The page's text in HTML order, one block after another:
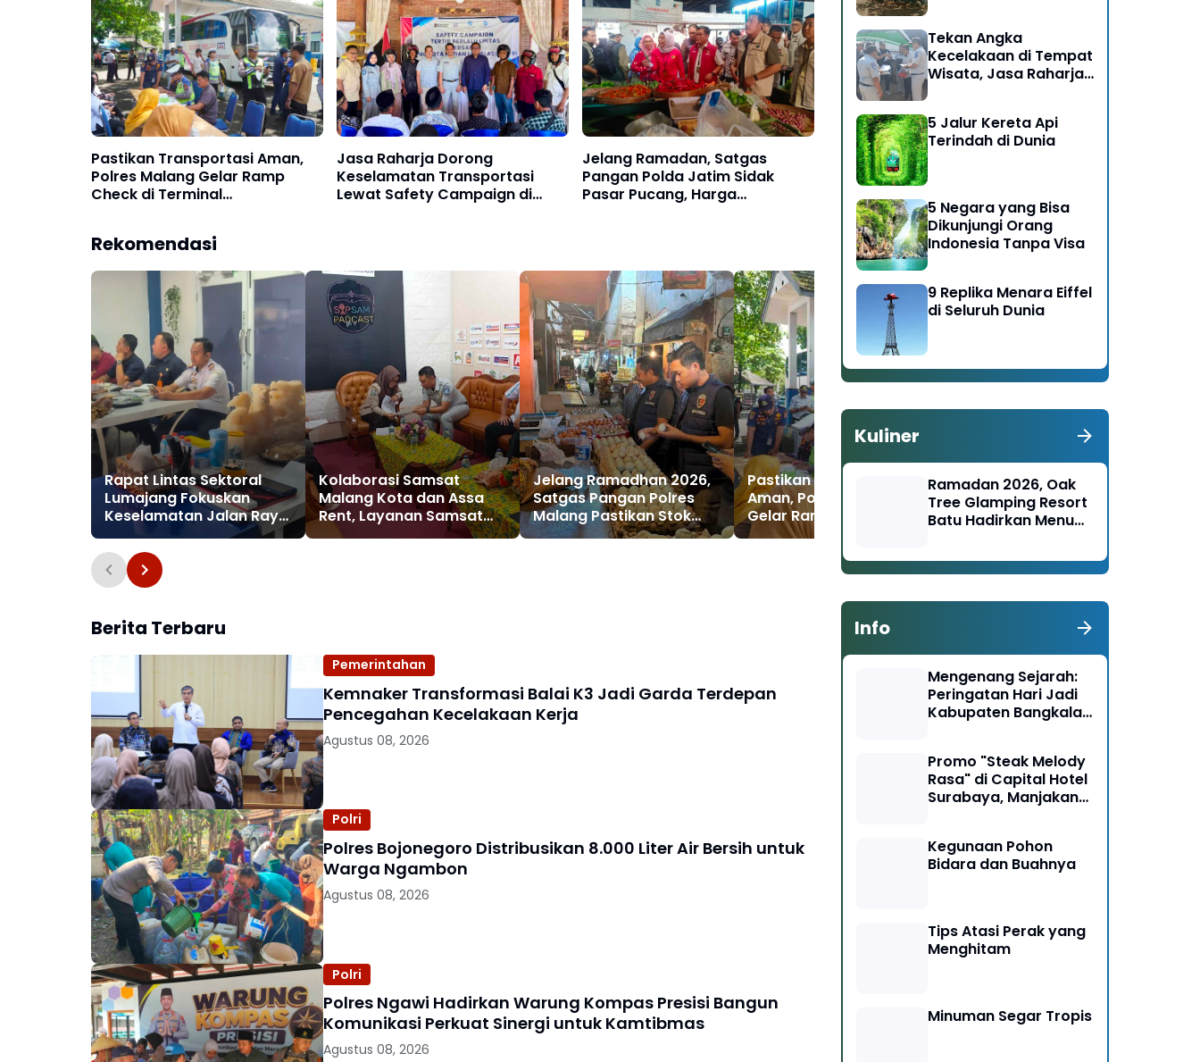
Pastikan Transportasi Aman,
Polres Malang Gelar Ramp
Check di Terminal
Jasa Raharja Dorong
Keselamatan Transportasi
Lewat Safety Campaign di
Jelang Ramadan, Satgas
Pangan Polda Jatim Sidak
Pasar Pucang, Harga
Rekomendasi
Rapat Lintas Sektoral
Lumajang Fokuskan
Keselamatan Jalan Raya
Jelang Idul Fitri
Kolaborasi Samsat
Malang Kota dan Assa
Rent, Layanan Samsat
Keliling Segera
Jelang Ramadhan 2026,
Satgas Pangan Polres
Malang Pastikan Stok
Bahan Pokok Aman
Pastikan Transportasi
Aman, Polres Malang
Gelar Ramp Check di
Terminal Talangagung
Keselamatan
Safety Campaign di
Berita Terbaru
Pemerintahan
Kemnaker Transformasi Balai K3 Jadi Garda Terdepan
Pencegahan Kecelakaan Kerja
Agustus 08, 2026
Polri
Polres Bojonegoro Distribusikan 8.000 Liter Air Bersih untuk
Warga Ngambon
Agustus 08, 2026
Polri
Polres Ngawi Hadirkan Warung Kompas Presisi Bangun
Komunikasi Perkuat Sinergi untuk Kamtibmas
Agustus 08, 2026
Tekan Angka
Kecelakaan di Tempat
Wisata, Jasa Raharja
Pengobatan Gratis di
Kawasan Gunung
5 Jalur Kereta Api
Terindah di Dunia
5 Negara yang Bisa
Dikunjungi Orang
Indonesia Tanpa Visa
9 Replika Menara Eiffel
di Seluruh Dunia
Kuliner
Ramadan 2026, Oak
Tree Glamping Resort
Batu Hadirkan Menu
Tengah
Info
Mengenang Sejarah:
Peringatan Hari Jadi
Kabupaten Bangkalan
Promo "Steak Melody
Rasa" di Capital Hotel
Surabaya, Manjakan
Kegunaan Pohon
Bidara dan Buahnya
Tips Atasi Perak yang
Menghitam
Minuman Segar Tropis